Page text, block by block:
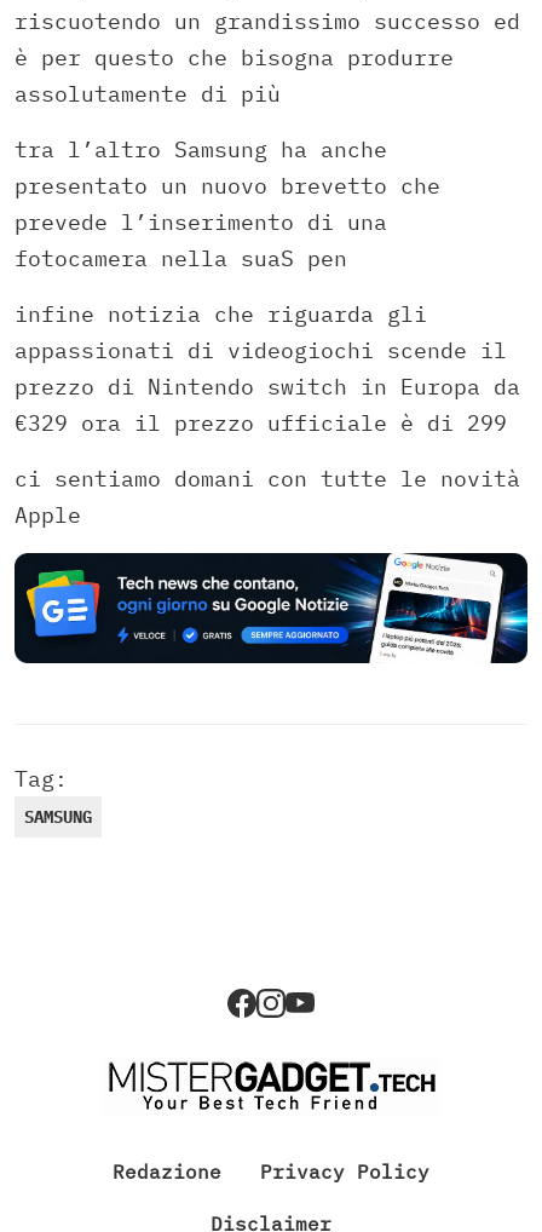
riscuotendo un grandissimo successo ed
è per questo che bisogna produrre
assolutamente di più
tra l’altro Samsung ha anche
presentato un nuovo brevetto che
prevede l’inserimento di una
fotocamera nella suaS pen
infine notizia che riguarda gli
appassionati di videogiochi scende il
prezzo di Nintendo switch in Europa da
€329 ora il prezzo ufficiale è di 299
ci sentiamo domani con tutte le novità
Apple
Tag:
SAMSUNG
Redazione Privacy Policy
Disclaimer